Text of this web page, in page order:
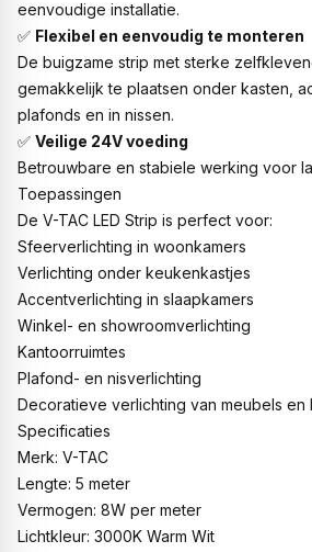
eenvoudige installatie.
✅ Flexibel en eenvoudig te monteren
De buigzame strip met sterke
gemakkelijk te plaatsen onder kasten,
plafonds en in nissen.
✅ Veilige 24V voeding
Betrouwbare en stabiele werking voor
Toepassingen
De V-TAC LED Strip is perfect voor:
Sfeerverlichting in woonkamers
Verlichting onder keukenkastjes
Accentverlichting in slaapkamers
Winkel- en showroomverlichting
Kantoorruimtes
Plafond- en nisverlichting
Decoratieve verlichting van meubels en
Specificaties
Merk: V-TAC
Lengte: 5 meter
Vermogen: 8W per meter
Lichtkleur: 3000K Warm Wit